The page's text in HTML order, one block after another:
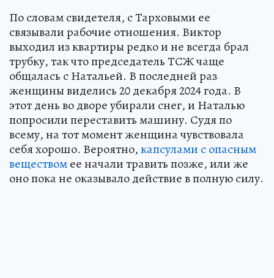
По словам свидетеля, с Тарховыми ее
связывали рабочие отношения. Виктор
выходил из квартиры редко и не всегда брал
трубку, так что председатель ТСЖ чаще
общалась с Натальей. В последней раз
женщины виделись 20 декабря 2024 года. В
этот день во дворе убирали снег, и Наталью
попросили переставить машину. Судя по
всему, на тот момент женщина чувствовала
себя хорошо. Вероятно,капсулами с опасным
веществомее начали травить позже, или же
оно пока не оказывало действие в полную силу.